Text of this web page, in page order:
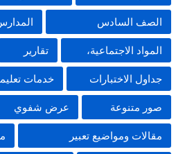
الصف السادس
المواد الاجتماعية، تقارير
جداول الاختبارات خدمات
صور متنوعة عرض شفوي
مقالات ومواضيع تعبير